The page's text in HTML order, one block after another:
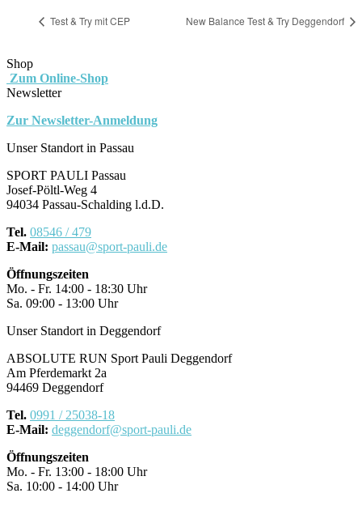
Test & Try mit CEP New Balance Test & Try Deggendorf
Shop
Zum Online-Shop
Newsletter
Zur Newsletter-Anmeldung
Unser Standort in Passau
SPORT PAULI Passau
Josef-Pöltl-Weg 4
94034 Passau-Schalding l.d.D.
Tel. 08546 / 479
E-Mail: passau@sport-pauli.de
Öffnungszeiten
Mo. - Fr. 14:00 - 18:30 Uhr
Sa. 09:00 - 13:00 Uhr
Unser Standort in Deggendorf
ABSOLUTE RUN Sport Pauli Deggendorf
Am Pferdemarkt 2a
94469 Deggendorf
Tel. 0991 / 25038-18
E-Mail: deggendorf@sport-pauli.de
Öffnungszeiten
Mo. - Fr. 13:00 - 18:00 Uhr
Sa. 10:00 - 14:00 Uhr